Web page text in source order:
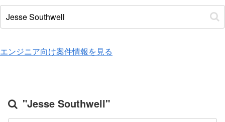
エンジニア向け案件情報を見る
"Jesse Southwell"